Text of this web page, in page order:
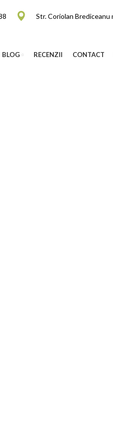
Str. Coriolan Brediceanu
BLOG RECENZII CONTACT